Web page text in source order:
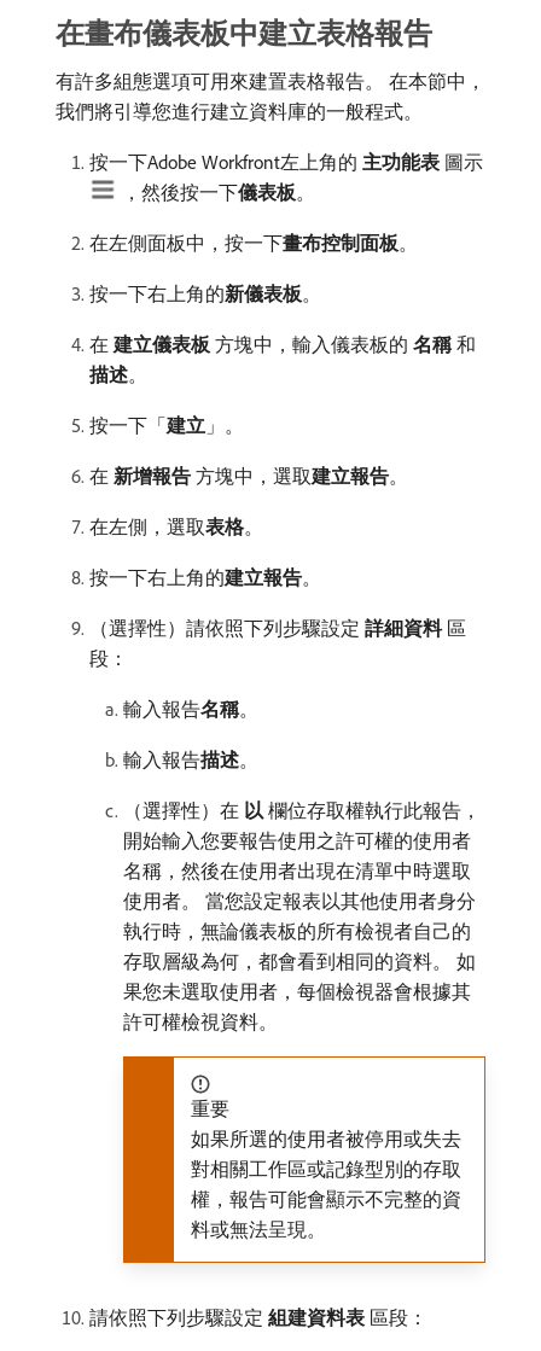
在畫布儀表板中建立表格報告
有許多組態選項可用來建置表格報告。 在本節中，
我們將引導您進行建立資料庫的一般程式。
按一下Adobe Workfront左上角的​ 主功能表 ​圖示
，然後按一下​儀表板。
在左側面板中，按一下​畫布控制面板。
按一下右上角的​新儀表板。
在​ 建立儀表板 ​方塊中，輸入儀表板的​ 名稱​和​
描述。
按一下「建立 」。
在​ 新增報告 ​方塊中，選取​建立報告。
在左側，選取​表格。
按一下右上角的​建立報告。
（選擇性）請依照下列步驟設定​ 詳細資料​區
段：
輸入報告​名稱。
輸入報告​描述。
（選擇性）在​ 以 ​欄位存取權執行此報告，
開始輸入您要報告使用之許可權的使用者
名稱，然後在使用者出現在清單中時選取
使用者。 當您設定報表以其他使用者身分
執行時，無論儀表板的所有檢視者自己的
存取層級為何，都會看到相同的資料。 如
果您未選取使用者，每個檢視器會根據其
許可權檢視資料。
重要
如果所選的使用者被停用或失去
對相關工作區或記錄型別的存取
權，報告可能會顯示不完整的資
料或無法呈現。
請依照下列步驟設定​ 組建資料表 ​區段：